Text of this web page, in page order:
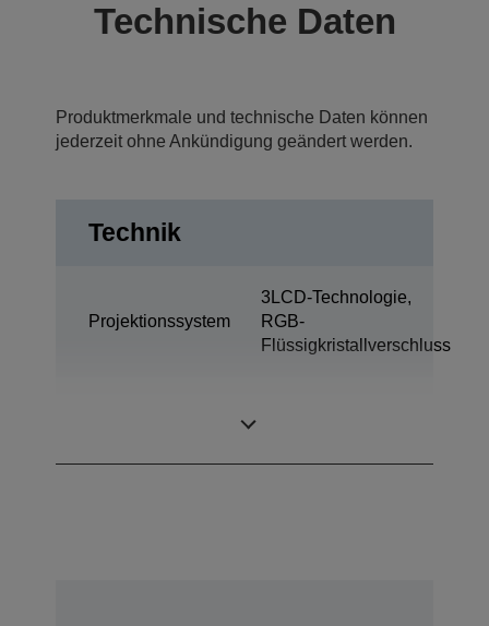
Technische Daten
Produktmerkmale und technische Daten können
jederzeit ohne Ankündigung geändert werden.
Technik
Projektionssystem
3LCD-Technologie,
RGB-
Flüssigkristallverschluss